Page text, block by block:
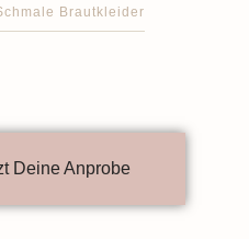
Brautkleider
Deine Anprobe